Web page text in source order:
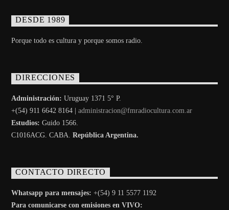
DESDE 1989
Porque todo es cultura y porque somos radio.
DIRECCIONES
Administración: Uruguay 1371 5° P.
+(54) 911 6642 8164 |administracion@fmradiocultura.com.ar
Estudios: Guido 1566.
C1016ACG. CABA.República Argentina.
CONTACTO DIRECTO
Whatsapp para mensajes: +(54) 9 11 5577 1192
Para comunicarse con emisiones en VIVO: